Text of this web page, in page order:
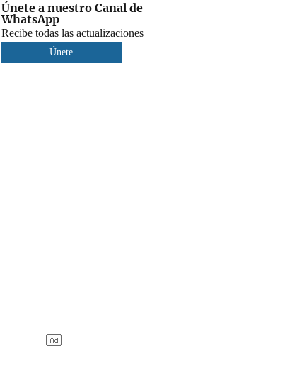
Únete a nuestro Canal de
WhatsApp
Recibe todas las actualizaciones
Únete